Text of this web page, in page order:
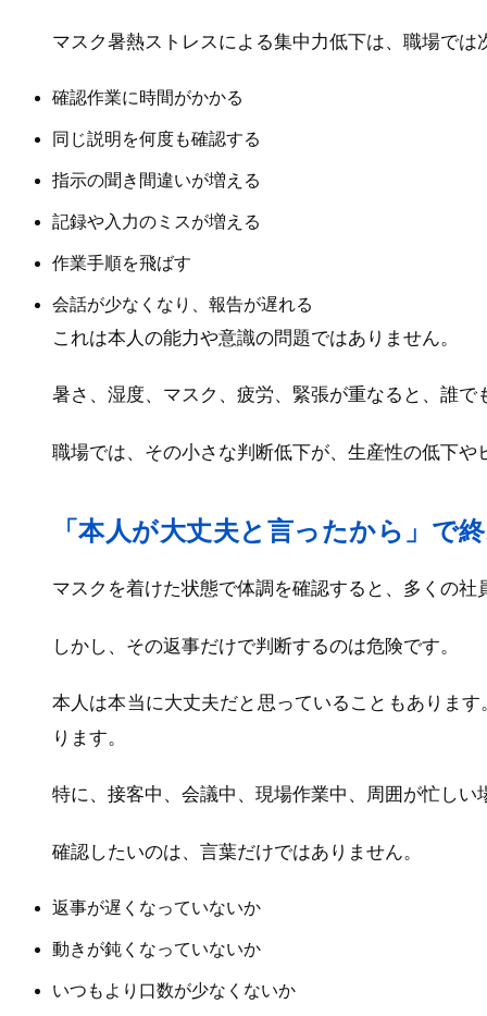
マスク暑熱ストレスによる集中力低下は、職場では
確認作業に時間がかかる
同じ説明を何度も確認する
指示の聞き間違いが増える
記録や入力のミスが増える
作業手順を飛ばす
会話が少なくなり、報告が遅れる
これは本人の能力や意識の問題ではありません。
暑さ、湿度、マスク、疲労、緊張が重なると、誰
職場では、その小さな判断低下が、生産性の低下
「本人が大丈夫と言ったから」で
マスクを着けた状態で体調を確認すると、多くの
しかし、その返事だけで判断するのは危険です。
本人は本当に大丈夫だと思っていることもありま
ります。
特に、接客中、会議中、現場作業中、周囲が忙し
確認したいのは、言葉だけではありません。
返事が遅くなっていないか
動きが鈍くなっていないか
いつもより口数が少なくないか